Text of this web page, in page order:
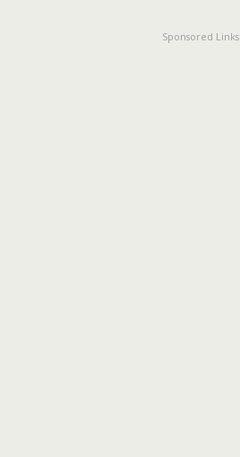
Sponsored Links